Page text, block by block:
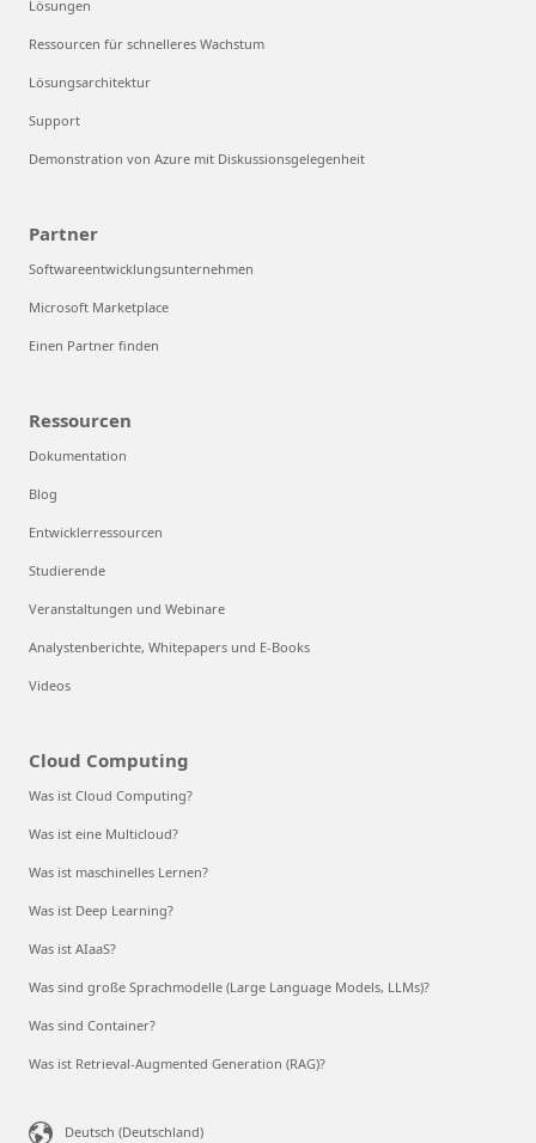
Lösungen
Ressourcen für schnelleres Wachstum
Lösungsarchitektur
Support
Demonstration von Azure mit Diskussionsgelegenheit
Partner
Softwareentwicklungsunternehmen
Microsoft Marketplace
Einen Partner finden
Ressourcen
Dokumentation
Blog
Entwicklerressourcen
Studierende
Veranstaltungen und Webinare
Analystenberichte, Whitepapers und E-Books
Videos
Cloud Computing
Was ist Cloud Computing?
Was ist eine Multicloud?
Was ist maschinelles Lernen?
Was ist Deep Learning?
Was ist AIaaS?
Was sind große Sprachmodelle (Large Language Models, LLMs)?
Was sind Container?
Was ist Retrieval-Augmented Generation (RAG)?
Deutsch (Deutschland)